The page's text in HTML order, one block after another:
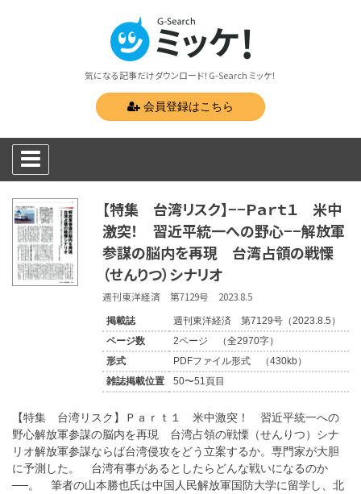
気になる記事だけダウンロード！G-Search ミッケ！
会員登録はこちら
【特集 台湾リスク】−−Ｐａｒｔ１ 米中
激突！ 習近平統一への野心−−解放軍
参謀の脳内を再現 台湾占領の戦慄
（せんりつ）シナリオ
週刊東洋経済 第7129号 2023.8.5
掲載誌
週刊東洋経済 第7129号（2023.8.5）
ページ数
2ページ （全2970字）
形式
PDFファイル形式 （430kb）
雑誌掲載位置
50〜51頁目
【特集 台湾リスク】Ｐａｒｔ１ 米中激突！ 習近平統一への
野心解放軍参謀の脳内を再現 台湾占領の戦慄（せんりつ）シナ
リオ解放軍参謀ならば台湾侵攻をどう立案するか。専門家が大胆
に予測した。 台湾有事があるとしたらどんな戦いになるのか
──。 筆者の山本勝也氏は中国人民解放軍国防大学に留学し、北